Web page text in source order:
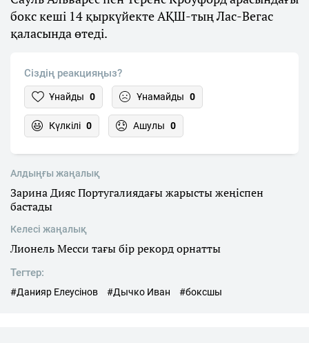
бокс кеші 14 қыркүйекте АҚШ-тың Лас-Вегас
қаласында өтеді.
Сіздің реакцияңыз?
Ұнайды 0 Ұнамайды 0
Күлкілі 0 Ашулы 0
Алдыңғы жаңалық
Зарина Дияс Португалиядағы жарысты жеңіспен
бастады
Келесі жаңалық
Лионель Месси тағы бір рекорд орнатты
Тегтер:
#Данияр Елеусінов #Дычко Иван #боксшы